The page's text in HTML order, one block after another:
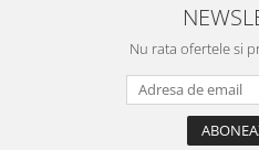
Nu rata ofertele si